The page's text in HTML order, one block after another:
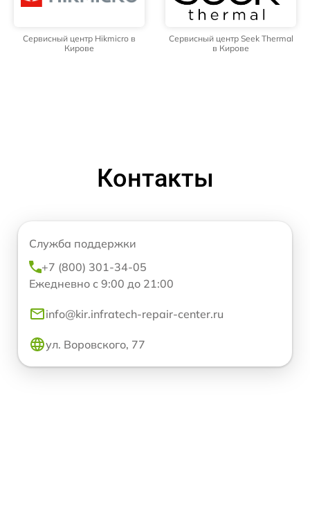
Сервисный центр Hikmicro в
Кирове
Сервисный центр Seek Thermal
в Кирове
Контакты
Служба поддержки
+7 (800) 301-34-05
Ежедневно с 9:00 до 21:00
info@kir.infratech-repair-center.ru
ул. Воровского, 77